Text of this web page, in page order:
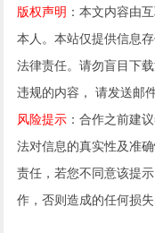
版权声明 ：本文内容由
本人。本站仅提供信息
法律责任。请勿盲目下
违规的内容， 请发送邮
风险提示 ：合作之前建
法对信息的真实性及准
责任，若您不同意该提
作，否则造成的任何损失